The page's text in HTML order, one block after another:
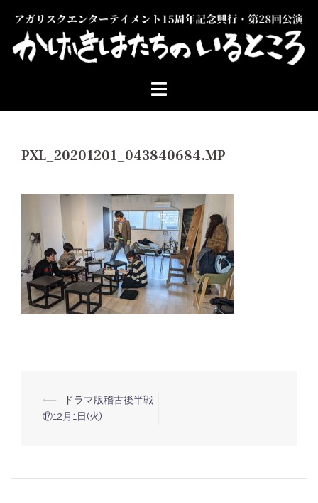
PXL_20201201_043840684.MP
投
ビ
⟵
ドラマ版稽古後半戦
⑰12月1日(火)